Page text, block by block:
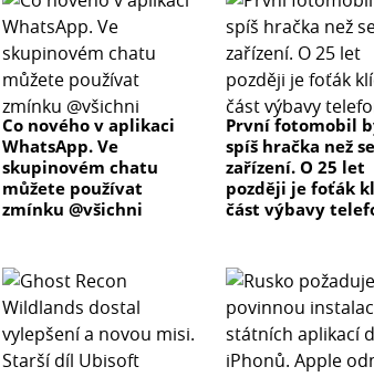
Co nového v aplikaci
WhatsApp. Ve
skupinovém chatu
můžete používat
zmínku @všichni
První fotomobil
spíš hračka než
zařízení. O 25 let
později je foťák
část výbavy